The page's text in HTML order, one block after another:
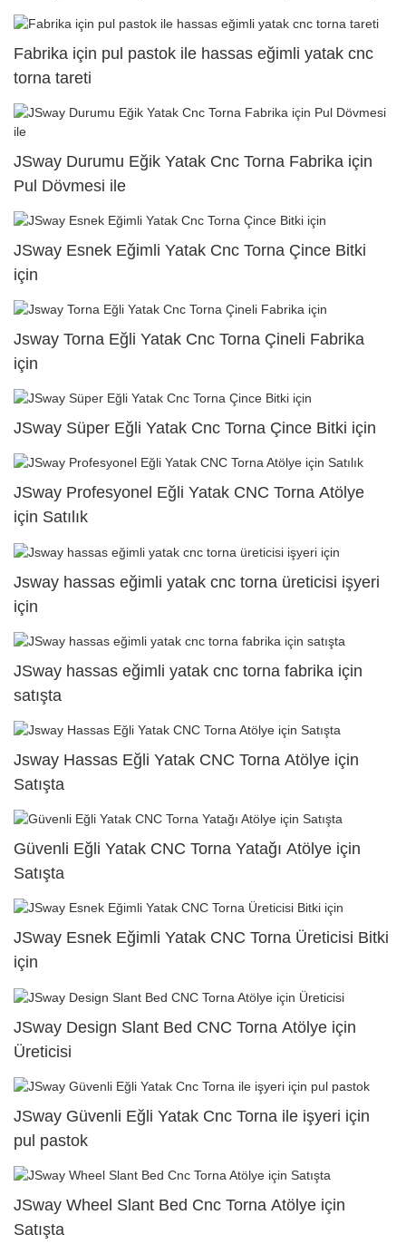
Fabrika için pul pastok ile hassas eğimli yatak cnc
torna tareti
JSway Durumu Eğik Yatak Cnc Torna Fabrika için
Pul Dövmesi ile
JSway Esnek Eğimli Yatak Cnc Torna Çince Bitki
için
Jsway Torna Eğli Yatak Cnc Torna Çineli Fabrika
için
JSway Süper Eğli Yatak Cnc Torna Çince Bitki için
JSway Profesyonel Eğli Yatak CNC Torna Atölye
için Satılık
Jsway hassas eğimli yatak cnc torna üreticisi işyeri
için
JSway hassas eğimli yatak cnc torna fabrika için
satışta
Jsway Hassas Eğli Yatak CNC Torna Atölye için
Satışta
Güvenli Eğli Yatak CNC Torna Yatağı Atölye için
Satışta
JSway Esnek Eğimli Yatak CNC Torna Üreticisi Bitki
için
JSway Design Slant Bed CNC Torna Atölye için
Üreticisi
JSway Güvenli Eğli Yatak Cnc Torna ile işyeri için
pul pastok
JSway Wheel Slant Bed Cnc Torna Atölye için
Satışta